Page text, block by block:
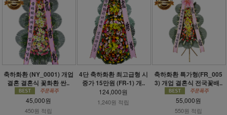
축하화환 (NY_0001) 개업
결혼 결혼식 꽃화환 싼..
45,000원
450원 적립
4단 축하화환 최고급형 시
중가 15만원 (FR-1) 개..
124,000원
1,240원 적립
축하화환 특가형(FR_005
3) 개업 결혼식 전국꽃배..
55,000원
550원 적립